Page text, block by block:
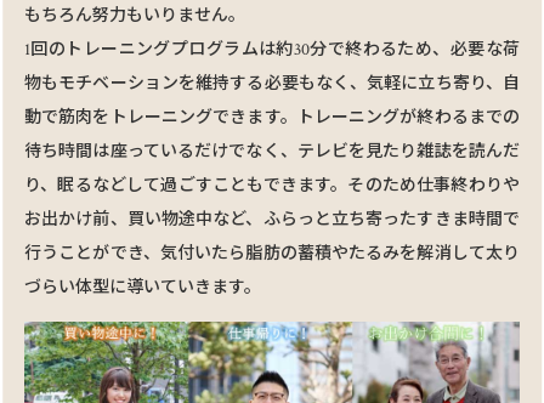
もちろん努力もいりません。
1回のトレーニングプログラムは約30分で終わるため、必要な荷
物もモチベーションを維持する必要もなく、気軽に⽴ち寄り、⾃
動で筋⾁をトレーニングできます。トレーニングが終わるまでの
待ち時間は座っているだけでなく、テレビを⾒たり雑誌を読んだ
り、眠るなどして過ごすこともできます。そのため仕事終わりや
お出かけ前、買い物途中など、ふらっと⽴ち寄ったすきま時間で
⾏うことができ、気付いたら脂肪の蓄積やたるみを解消して太り
づらい体型に導いていきます。